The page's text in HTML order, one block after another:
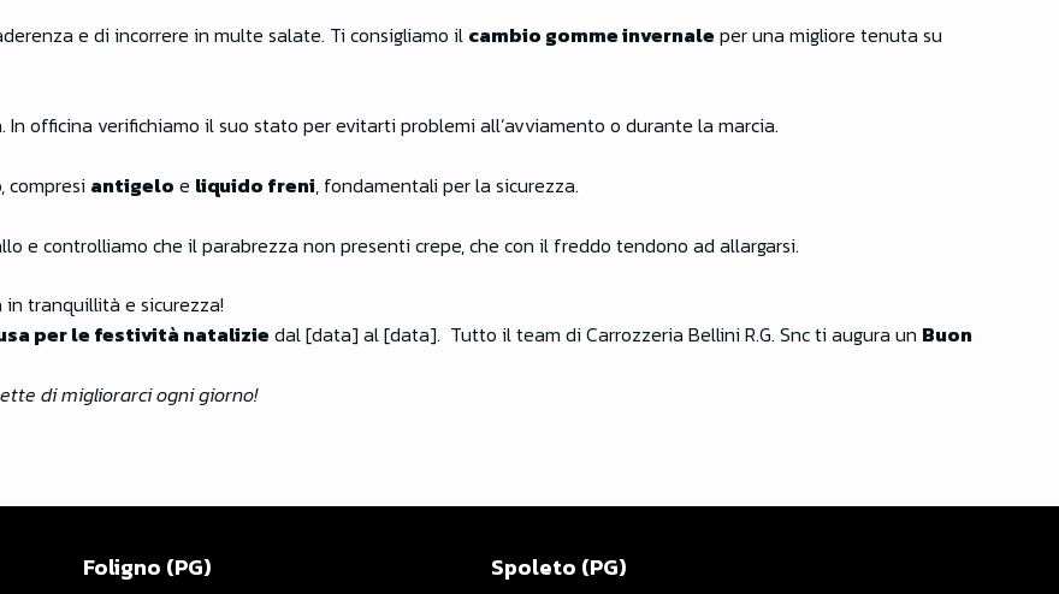
e di incorrere in multe salate. Ti consigliamo il cambio gomme invernale per una migliore tenuta su
officina verifichiamo il suo stato per evitarti problemi all’avviamento o durante la marcia.
compresi antigelo e liquido freni, fondamentali per la sicurezza.
e controlliamo che il parabrezza non presenti crepe, che con il freddo tendono ad allargarsi.
in tranquillità e sicurezza!
per le festività natalizie dal [data] al [data]. Tutto il team di Carrozzeria Bellini R.G. Snc ti augura un Buon
di migliorarci ogni giorno!
Foligno (PG) Spoleto (PG)